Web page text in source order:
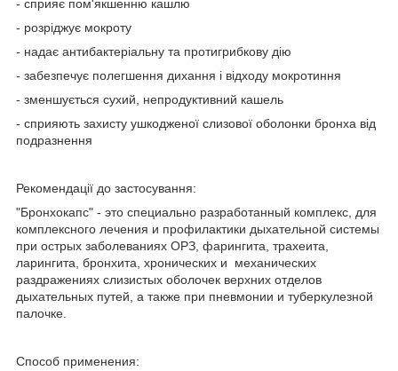
- сприяє пом'якшенню кашлю
- розріджує мокроту
- надає антибактеріальну та протигрибкову дію
- забезпечує полегшення дихання і відходу мокротиння
- зменшується сухий, непродуктивний кашель
- сприяють захисту ушкодженої слизової оболонки бронха від
подразнення
Рекомендації до застосування:
"Бронхокапс" - это специально разработанный комплекс, для
комплексного лечения и профилактики дыхательной системы
при острых заболеваниях ОРЗ, фарингита, трахеита,
ларингита, бронхита, хронических и механических
раздражениях слизистых оболочек верхних отделов
дыхательных путей, а также при пневмонии и туберкулезной
палочке.
Способ применения: